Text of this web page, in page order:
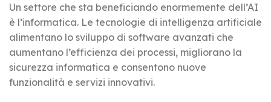
Un settore che sta beneficiando enormemente dell’AI
è l’informatica. Le tecnologie di intelligenza artificiale
alimentano lo sviluppo di software avanzati che
aumentano l’efficienza dei processi, migliorano la
sicurezza informatica e consentono nuove
funzionalità e servizi innovativi.